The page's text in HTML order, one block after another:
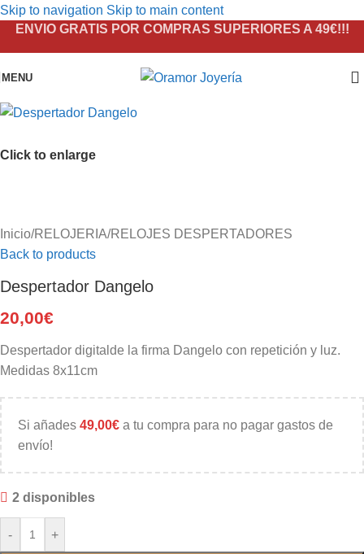
Skip to navigation Skip to main content
ENVIO GRATIS POR COMPRAS SUPERIORES A 49€!!!
MENU
Click to enlarge
Inicio/RELOJERIA/RELOJES DESPERTADORES
Back to products
Despertador Dangelo
20,00€
Despertador digitalde la firma Dangelo con repetición y luz.
Medidas 8x11cm
Si añades 49,00€ a tu compra para no pagar gastos de
envío!
2 disponibles
- +